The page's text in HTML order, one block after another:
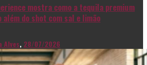
mostra como a tequila premium
além do shot com sal e limão
Alves, 28/07/2026